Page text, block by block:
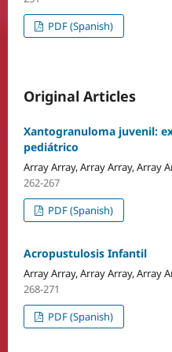
PDF (Spanish)
Original Articles
Xantogranuloma juvenil:
pediátrico
Array Array, Array Array, Array
262-267
PDF (Spanish)
Acropustulosis Infantil
Array Array, Array Array, Array
268-271
PDF (Spanish)